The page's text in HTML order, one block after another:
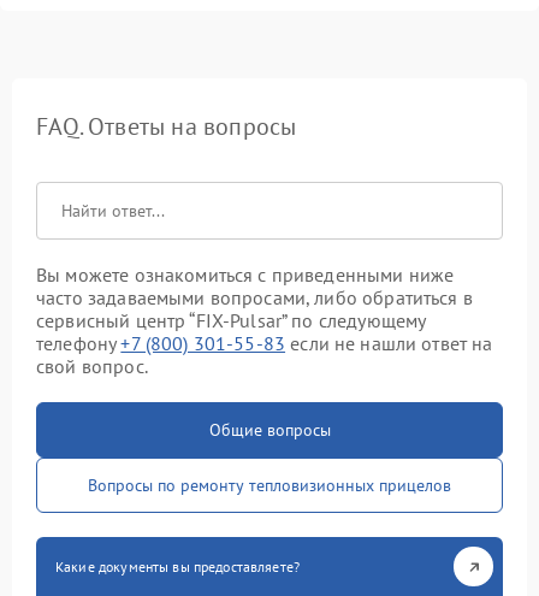
FAQ. Ответы на вопросы
Вы можете ознакомиться с приведенными ниже
часто задаваемыми вопросами, либо обратиться в
сервисный центр “FIX-Pulsar” по следующему
телефону+7 (800) 301-55-83 если не нашли ответ на
свой вопрос.
Общие вопросы
Вопросы по ремонту тепловизионных прицелов
Какие документы вы предоставляете?